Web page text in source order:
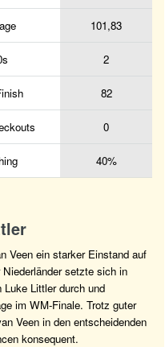
101,83
2
82
0
40%
Veen ein starker Einstand auf
setzte sich in
Littler durch und
im WM-Finale. Trotz guter
Veen in den entscheidenden
konsequent.